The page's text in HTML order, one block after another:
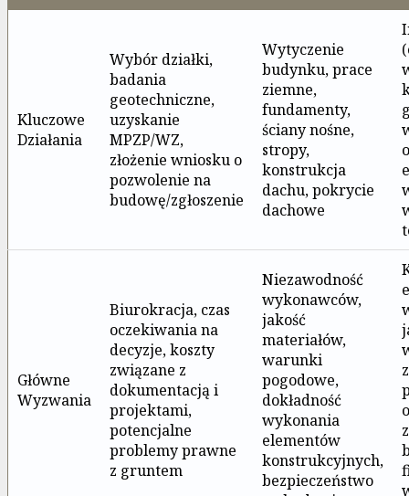
Kluczowe
Działania
Wybór działki,
badania
geotechniczne,
uzyskanie
MPZP/WZ,
złożenie wniosku o
pozwolenie na
budowę/zgłoszenie
Wytyczenie
budynku, prace
ziemne,
fundamenty,
ściany nośne,
stropy,
konstrukcja
dachu, pokrycie
dachowe
Główne
Wyzwania
Biurokracja, czas
oczekiwania na
decyzje, koszty
związane z
dokumentacją i
projektami,
potencjalne
problemy prawne
z gruntem
Niezawodność
wykonawców,
jakość
materiałów,
warunki
pogodowe,
dokładność
wykonania
elementów
konstrukcyjnych,
bezpieczeństwo